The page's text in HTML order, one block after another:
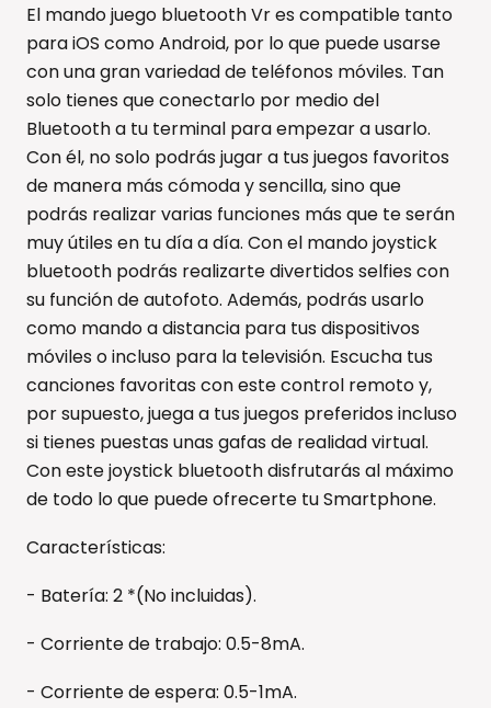
El mando juego bluetooth Vr es compatible tanto
para iOS como Android, por lo que puede usarse
con una gran variedad de teléfonos móviles. Tan
solo tienes que conectarlo por medio del
Bluetooth a tu terminal para empezar a usarlo.
Con él, no solo podrás jugar a tus juegos favoritos
de manera más cómoda y sencilla, sino que
podrás realizar varias funciones más que te serán
muy útiles en tu día a día. Con el mando joystick
bluetooth podrás realizarte divertidos selfies con
su función de autofoto. Además, podrás usarlo
como mando a distancia para tus dispositivos
móviles o incluso para la televisión. Escucha tus
canciones favoritas con este control remoto y,
por supuesto, juega a tus juegos preferidos incluso
si tienes puestas unas gafas de realidad virtual.
Con este joystick bluetooth disfrutarás al máximo
de todo lo que puede ofrecerte tu Smartphone.
Características:
- Batería: 2 *(No incluidas).
- Corriente de trabajo: 0.5-8mA.
- Corriente de espera: 0.5-1mA.